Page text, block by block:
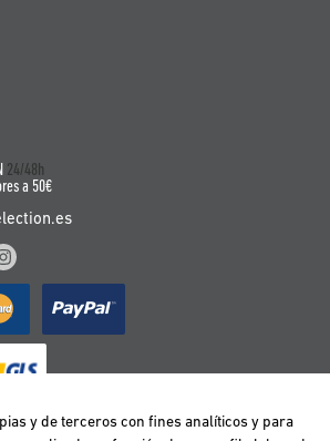
24/48h
a 50€
y de terceros con fines analíticos y para